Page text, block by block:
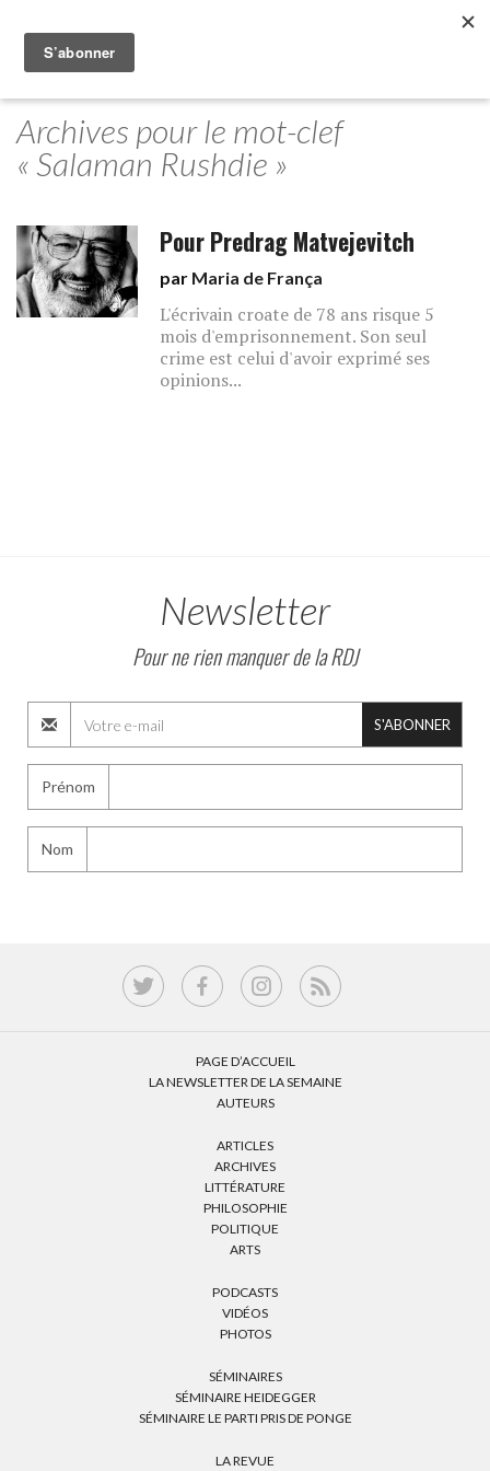
Archives pour le mot-clef
« Salaman Rushdie »
Pour Predrag Matvejevitch
par Maria de França
L'écrivain croate de 78 ans risque 5
mois d'emprisonnement. Son seul
crime est celui d'avoir exprimé ses
opinions...
Newsletter
Pour ne rien manquer de la RDJ
S'ABONNER
Prénom
Nom
PAGE D’ACCUEIL
LA NEWSLETTER DE LA SEMAINE
AUTEURS
ARTICLES
ARCHIVES
LITTÉRATURE
PHILOSOPHIE
POLITIQUE
ARTS
PODCASTS
VIDÉOS
PHOTOS
SÉMINAIRES
SÉMINAIRE HEIDEGGER
SÉMINAIRE LE PARTI PRIS DE PONGE
LA REVUE